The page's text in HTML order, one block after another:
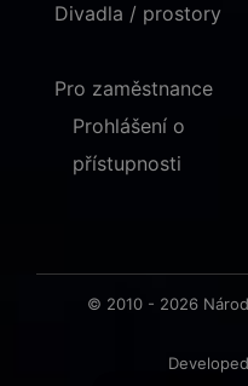
Divadla / prostory
Pro zaměstnance
Prohlášení o
přístupnosti
© 2010 - 2026